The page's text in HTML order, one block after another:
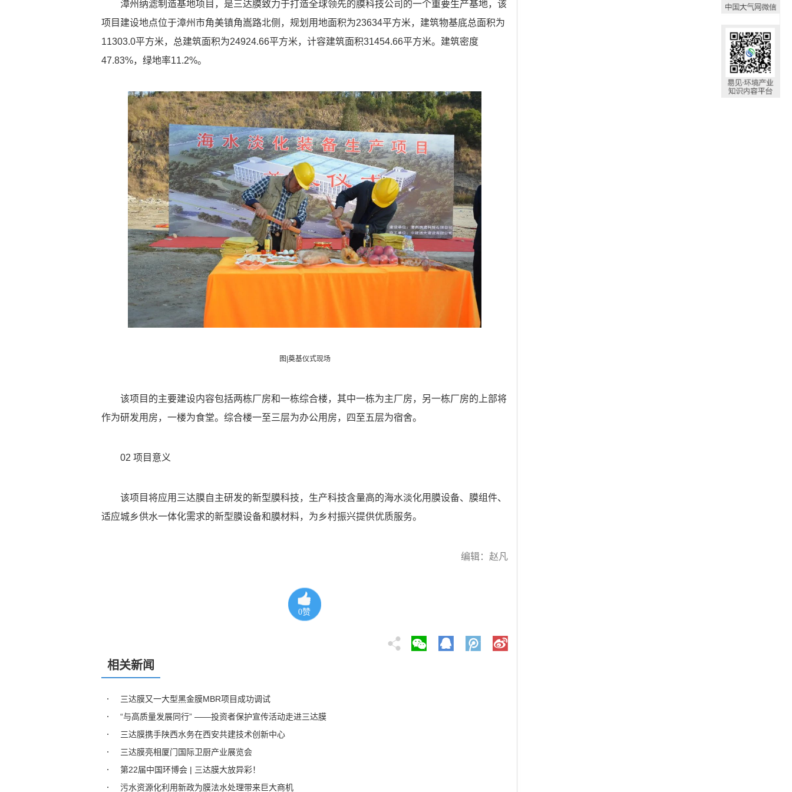
漳州纳滤制造基地项目，是三达膜致力于打造全球领先的膜科技公司的一个重要生产基地，该
项目建设地点位于漳州市角美镇角嵩路北侧，规划用地面积为23634平方米，建筑物基底总面积为
11303.0平方米，总建筑面积为24924.66平方米，计容建筑面积31454.66平方米。建筑密度
47.83%，绿地率11.2%。
图|奠基仪式现场
该项目的主要建设内容包括两栋厂房和一栋综合楼，其中一栋为主厂房，另一栋厂房的上部将
作为研发用房，一楼为食堂。综合楼一至三层为办公用房，四至五层为宿舍。
02 项目意义
该项目将应用三达膜自主研发的新型膜科技，生产科技含量高的海水淡化用膜设备、膜组件、
适应城乡供水一体化需求的新型膜设备和膜材料，为乡村振兴提供优质服务。
编辑：赵凡
0赞
相关新闻
三达膜又一大型黑金膜MBR项目成功调试
“与高质量发展同行” ——投资者保护宣传活动走进三达膜
三达膜携手陕西水务在西安共建技术创新中心
三达膜亮相厦门国际卫厨产业展览会
第22届中国环博会 | 三达膜大放异彩！
污水资源化利用新政为膜法水处理带来巨大商机